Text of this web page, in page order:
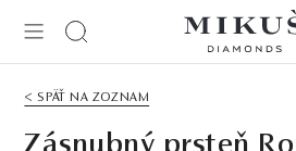
< SPÄŤ NA ZOZNAM